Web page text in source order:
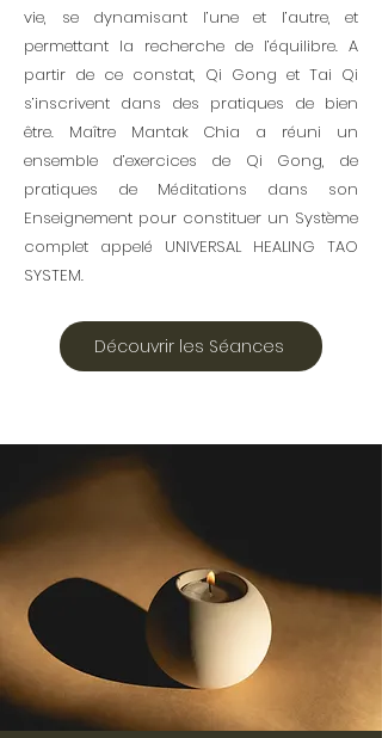
vie, se dynamisant l’une et l’autre, et
permettant la recherche de l’équilibre. A
partir de ce constat, Qi Gong et Tai Qi
s’inscrivent dans des pratiques de bien
être. Maître Mantak Chia a réuni un
ensemble d’exercices de Qi Gong, de
pratiques de Méditations dans son
Enseignement pour constituer un Système
complet appelé UNIVERSAL HEALING TAO
SYSTEM.
Découvrir les Séances